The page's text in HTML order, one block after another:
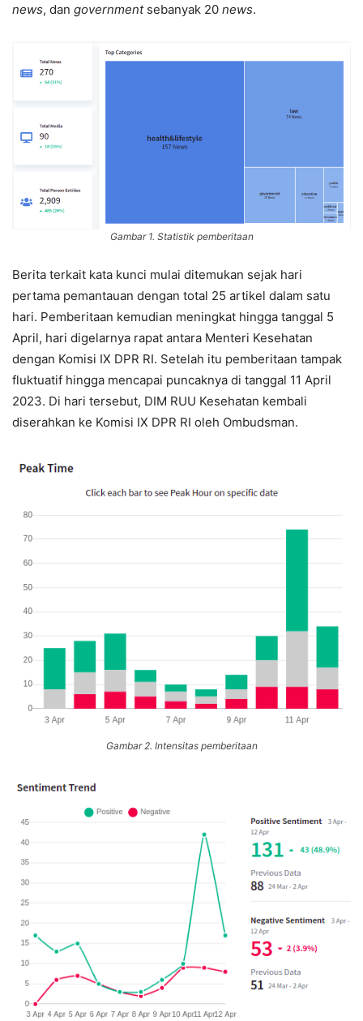
news, dan governmentsebanyak 20 news.
Gambar 1. Statistik pemberitaan
Berita terkait kata kunci mulai ditemukan sejak hari
pertama pemantauan dengan total 25 artikel dalam satu
hari. Pemberitaan kemudian meningkat hingga tanggal 5
April, hari digelarnya rapat antara Menteri Kesehatan
dengan Komisi IX DPR RI. Setelah itu pemberitaan tampak
fluktuatif hingga mencapai puncaknya di tanggal 11 April
2023. Di hari tersebut, DIM RUU Kesehatan kembali
diserahkan ke Komisi IX DPR RI oleh Ombudsman.
Gambar 2. Intensitas pemberitaan